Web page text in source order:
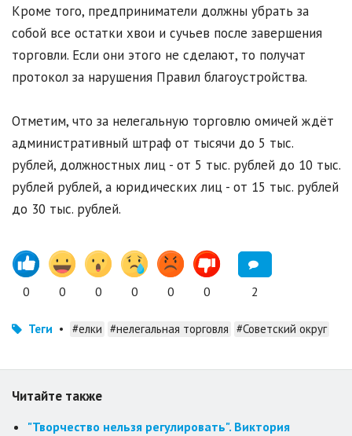
Кроме того, предприниматели должны убрать за
собой все остатки хвои и сучьев после завершения
торговли. Если они этого не сделают, то получат
протокол за нарушения Правил благоустройства.
Отметим, что за нелегальную торговлю омичей ждёт
административный штраф от тысячи до 5 тыс.
рублей, должностных лиц - от 5 тыс. рублей до 10 тыс.
рублей рублей, а юридических лиц - от 15 тыс. рублей
до 30 тыс. рублей.
0 0 0 0 0 0 2
Теги • #елки #нелегальная торговля #Советский округ
Читайте также
"Творчество нельзя регулировать". Виктория